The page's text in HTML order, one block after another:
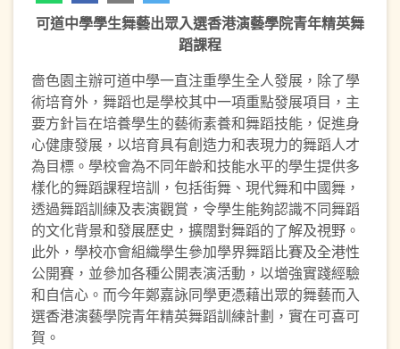
可道中學學生舞藝出眾入選香港演藝學院青年精英舞
蹈課程
嗇色園主辦可道中學一直注重學生全人發展，除了學
術培育外，舞蹈也是學校其中一項重點發展項目，主
要方針旨在培養學生的藝術素養和舞蹈技能，促進身
心健康發展，以培育具有創造力和表現力的舞蹈人才
為目標。學校會為不同年齡和技能水平的學生提供多
樣化的舞蹈課程培訓，包括街舞、現代舞和中國舞，
透過舞蹈訓練及表演觀賞，令學生能夠認識不同舞蹈
的文化背景和發展歷史，擴闊對舞蹈的了解及視野。
此外，學校亦會組織學生參加學界舞蹈比賽及全港性
公開賽，並參加各種公開表演活動，以增強實踐經驗
和自信心。而今年鄭嘉詠同學更憑藉出眾的舞藝而入
選香港演藝學院青年精英舞蹈訓練計劃，實在可喜可
賀。